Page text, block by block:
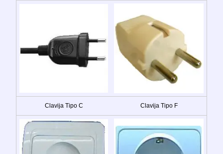
Clavija Tipo C Clavija Tipo F